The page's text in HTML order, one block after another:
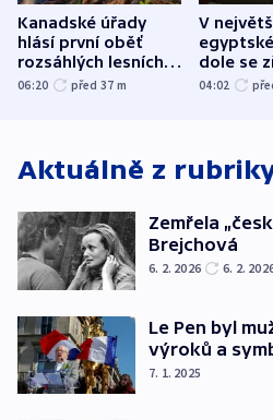
Kanadské úřady
hlásí první oběť
rozsáhlých lesních
požárů
06:20 před 37 m
V
dole se
hornina,
04:02
Aktuálně z
Zemřela
Brejchová
6. 2. 2026 6. 2.
Le Pen byl
výroků a
7. 1. 2025